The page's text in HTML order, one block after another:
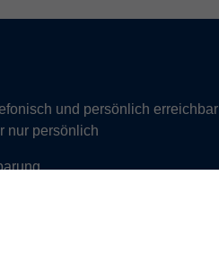
und persönlich erreichbar
nur persönlich